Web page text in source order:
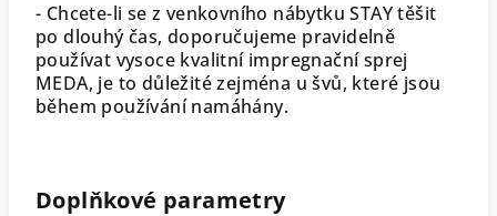
- Chcete-li se z venkovního nábytku STAY těšit
po dlouhý čas, doporučujeme pravidelně
používat vysoce kvalitní impregnační sprej
MEDA, je to důležité zejména u švů, které jsou
během používání namáhány.
Doplňkové parametry